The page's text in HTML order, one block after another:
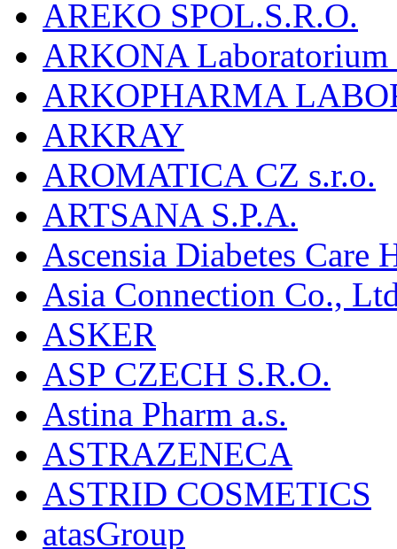
AREKO SPOL.S.R.O.
ARKONA
ARKOPHARMA
ARKRAY
AROMATICA CZ s.r.o.
ARTSANA S.P.A.
Ascensia Diabetes Care
Asia Connection Co.,
ASKER
ASP CZECH S.R.O.
Astina Pharm a.s.
ASTRAZENECA
ASTRID COSMETICS
atasGroup